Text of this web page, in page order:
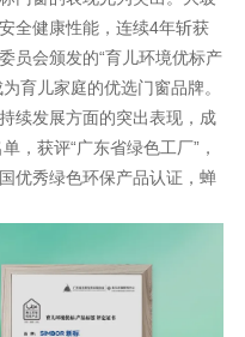
全健康性能，连续4年斩获
员会颁发的“育儿环境优标产
育儿家庭的优选门窗品牌。
续发展方面的突出表现，成
，获评“广东省绿色工厂”，
优秀绿色环保产品认证，蝉